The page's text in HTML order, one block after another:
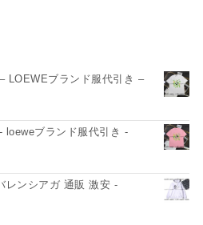
LOEWEブランド服代引き –
loeweブランド服代引き -
レンシアガ 通販 激安 -